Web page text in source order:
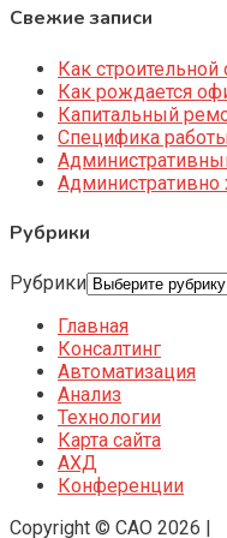
Свежие записи
Как строительной
Как рождается
Капитальный
Специфика
Административно
Рубрики
Рубрики
Главная
Консалтинг
Автоматизация
Анализ
Технологии
Карта сайта
АХД
Конференции
Copyright © CAO 2026 |